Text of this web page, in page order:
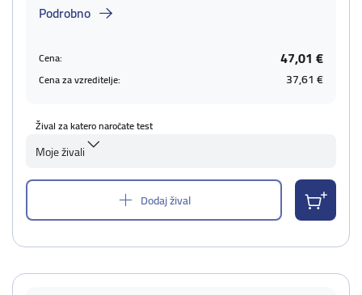
Podrobno
Cena: 47,01 €
Cena za vzreditelje: 37,61 €
Žival za katero naročate test
Moje živali
Dodaj žival